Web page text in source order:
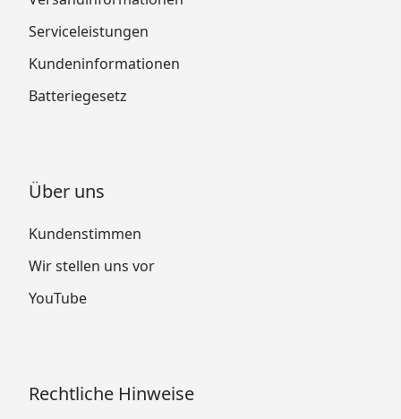
Serviceleistungen
Kundeninformationen
Batteriegesetz
Über uns
Kundenstimmen
Wir stellen uns vor
YouTube
Rechtliche Hinweise